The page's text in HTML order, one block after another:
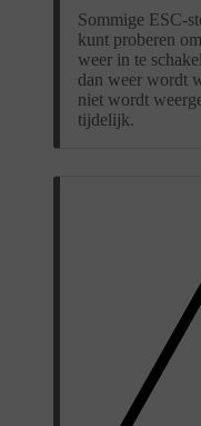
Sommige ESC-
kunt proberen
weer in te
dan weer wordt
niet wordt
tijdelijk.